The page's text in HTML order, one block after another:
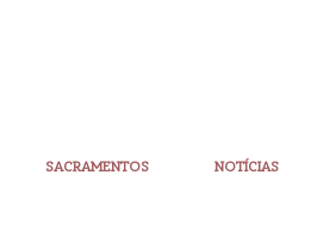
SACRAMENTOS NOTÍCIAS